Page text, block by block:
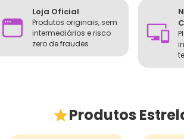
Loja Oficial
Produtos originais, sem
intermediários e risco
zero de fraudes
Produtos